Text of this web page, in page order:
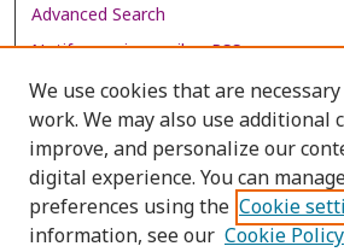
Advanced Search
Notify me via email orRSS
Browse
Collections
Disciplines
Authors
We use cookies that are
work. We may also use additional
improve, and personalize our
digital experience. You can
preferences using the Cookie
information, see our Cookie Policy